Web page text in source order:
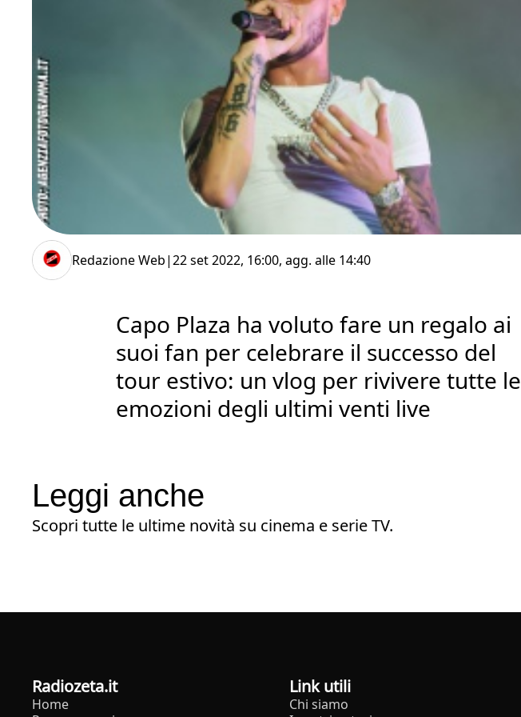
Redazione Web|22 set 2022, 16:00, agg. alle 14:40
Capo Plaza ha voluto fare un regalo ai
suoi fan per celebrare il successo del
tour estivo: un vlog per rivivere tutte le
emozioni degli ultimi venti live
Leggi anche
Scopri tutte le ultime novità su cinema e serie TV.
radiozeta.it
Home
Link utili
Chi siamo